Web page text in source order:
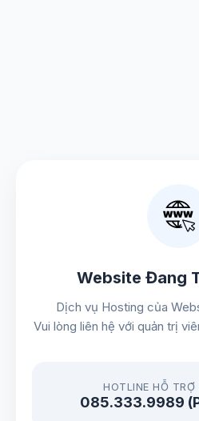
Website Đang
Dịch vụ Hosting của
Vui lòng liên hệ với quản trị
HOTLINE HỖ
085.333.9989